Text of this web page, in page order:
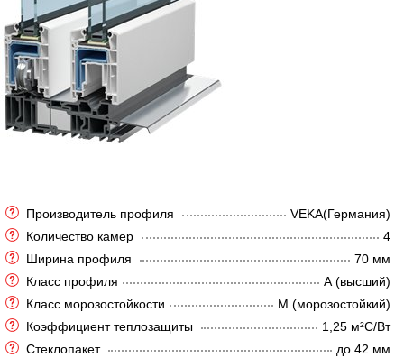
Производитель профиля
VEKA(Германия)
Количество камер
4
Ширина профиля
70 мм
Класс профиля
А (высший)
Класс морозостойкости
М (морозостойкий)
Коэффициент теплозащиты
1,25 м²C/Вт
Стеклопакет
до 42 мм